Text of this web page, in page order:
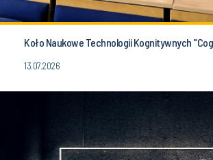
Koło Naukowe Technologii Kognitywnych
13.07.2026